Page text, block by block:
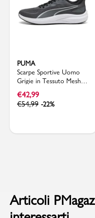
PUMA
Scarpe Sportive Uomo
Grigie in Tessuto Mesh
Puma Skyrocket Lite 2
€42,99
€54,99 -22%
Articoli